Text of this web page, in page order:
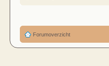
Forumoverzicht